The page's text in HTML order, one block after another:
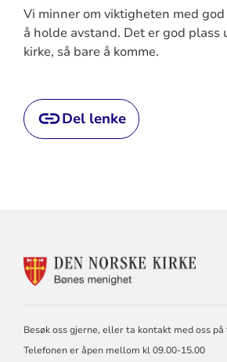
Vi minner om viktigheten med
å holde avstand. Det er god plass
kirke, så bare å komme.
Del lenke
Besøk oss gjerne, eller ta kontakt med oss
Telefonen er åpen mellom kl 09.00-15.00